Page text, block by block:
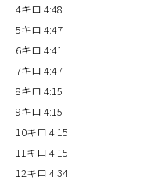
4キロ 4:48
5キロ 4:47
6キロ 4:41
7キロ 4:47
8キロ 4:15
9キロ 4:15
10キロ 4:15
11キロ 4:15
12キロ 4:34